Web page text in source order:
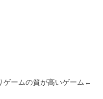
ゲームの質が高いゲーム←